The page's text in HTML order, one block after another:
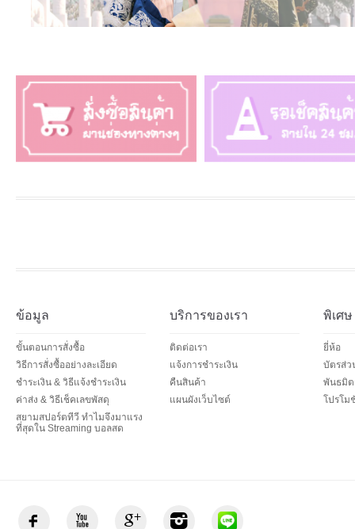
ข้อมูล
ขั้นตอนการสั่งซื้อ
วิธีการสั่งซื้ออย่างละเอียด
ชำระเงิน & วิธีแจ้งชำระเงิน
ค่าส่ง & วิธีเช็คเลขพัสดุ
สยามสปอร์ตทีวี ทำไมจึงมาแรง
ที่สุดใน Streaming บอลสด
บริการของเรา
ติดต่อเรา
แจ้งการชำระเงิน
คืนสินค้า
แผนผังเว็บไซต์
พิเศษ
ยี่ห้อ
บัตรส่ว
พันธมิต
โปรโม